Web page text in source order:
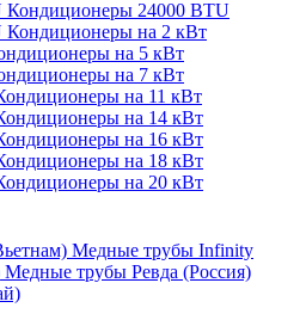
Кондиционеры 24000 BTU
Кондиционеры на 2 кВт
на 5 кВт
на 7 кВт
на 11 кВт
на 14 кВт
на 16 кВт
на 18 кВт
на 20 кВт
Медные трубы Infinity
Медные трубы Ревда (Россия)